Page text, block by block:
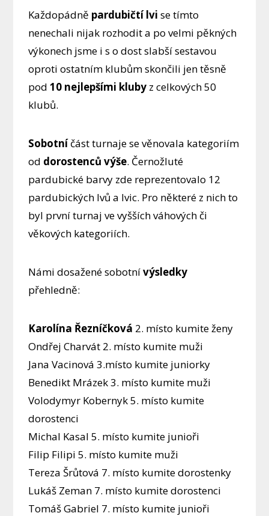
Každopádně pardubičtí lvi se tímto
nenechali nijak rozhodit a po velmi pěkných
výkonech jsme i s o dost slabší sestavou
oproti ostatním klubům skončili jen těsně
pod10 nejlepšími kluby z celkových 50
klubů.
Sobotníčást turnaje se věnovala kategoriím
od dorostenců výše. Černožluté
pardubické barvy zde reprezentovalo 12
pardubických lvů a lvic. Pro některé z nich to
byl první turnaj ve vyšších váhových či
věkových kategoriích.
Námi dosažené sobotnívýsledky
přehledně:
Karolína Řezníčková 2. místo kumite ženy
Ondřej Charvát 2. místo kumite muži
Jana Vacinová 3.místo kumite juniorky
Benedikt Mrázek 3. místo kumite muži
Volodymyr Kobernyk 5. místo kumite
dorostenci
Michal Kasal 5. místo kumite junioři
Filip Filipi 5. místo kumite muži
Tereza Šrůtová 7. místo kumite dorostenky
Lukáš Zeman 7. místo kumite dorostenci
Tomáš Gabriel 7. místo kumite junioři